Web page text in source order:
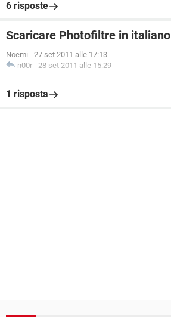
6 risposte
Scaricare Photofiltre in italiano
Noemi - 27 set 2011 alle 17:13
n00r - 28 set 2011 alle 15:29
1 risposta